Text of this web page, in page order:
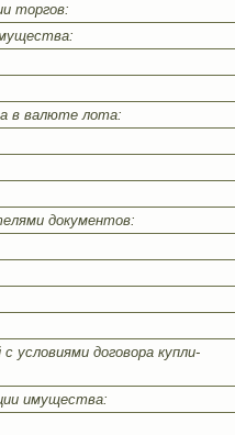
торгов:
в валюте лота:
документов:
условиями договора купли-
имущества: